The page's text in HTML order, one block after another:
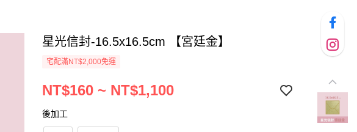
星光信封-16.5x16.5cm 【宮廷金】
宅配滿NT$2,000免運
NT$160 ~ NT$1,100
後加工